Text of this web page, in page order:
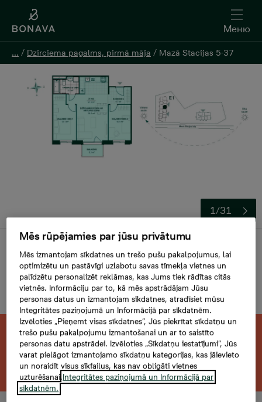
Меню
... / Dzirciema pagalms, pirmā māja / Mazā Stacijas 5-37
1/31
Продана
Mazā Stacijas 5-37, 37,
3 комнаты, 61,3 м²
Меню
... / Dzirciema pagalms, pirmā māja / Mazā Stacijas 5-37
Эта квартира продана. Ищете похожую?
Открыть фильтр
Mēs rūpējamies par jūsu privātumu
Mēs izmantojam sīkdatnes un trešo pušu pakalpojumus, lai
optimizētu un pastāvīgi uzlabotu savas tīmekļa vietnes un
palīdzētu personalizēt reklāmas, kas Jums tiek rādītas citās
vietnēs. Informāciju par to, kā mēs apstrādājam Jūsu
personas datus un izmantojam sīkdatnes, atradīsiet mūsu
Integritātes paziņojumā un Informācijā par sīkdatnēm.
Izvēloties „Pieņemt visas sīkdatnes”, Jūs piekrītat sīkdatņu un
trešo pušu pakalpojumu izmantošanai un ar to saistīto
personas datu apstrādei. Izvēloties „Sīkdatņu iestatījumi”, Jūs
varat pielāgot izmantojamo sīkdatņu kategorijas, kas jāievieto
un noraidīt visus sīkfailus, kas nav obligāti vietnes
uzturēšanai.Integritātes paziņojumā un Informācijā par
sīkdatnēm.